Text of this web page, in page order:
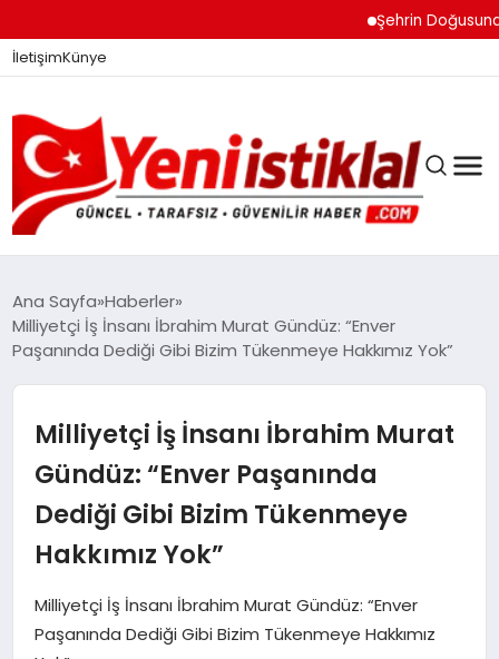
Şehrin Doğusundan
İletişimKünye
GÜNDEM
DÜNYA
EĞITIM
EKONOMI
Ana Sayfa Haberler
Milliyetçi İş İnsanı İbrahim Murat Gündüz: “Enver
Paşanında Dediği Gibi Bizim Tükenmeye Hakkımız Yok”
Milliyetçi İş İnsanı İbrahim Murat
Gündüz: “Enver Paşanında
Dediği Gibi Bizim Tükenmeye
Hakkımız Yok”
Milliyetçi İş İnsanı İbrahim Murat Gündüz: “Enver
Paşanında Dediği Gibi Bizim Tükenmeye Hakkımız